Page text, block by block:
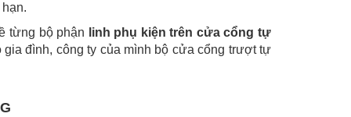
từng bộ phận
linh phụ kiện trên cửa cổng tự
đình, công ty của mình bộ cửa cổng trượt tự